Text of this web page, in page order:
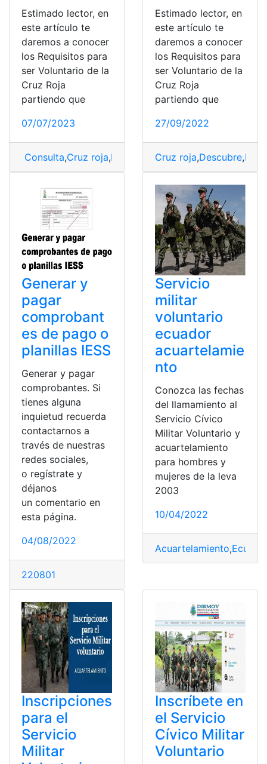
Estimado lector, en
este artículo te
daremos a conocer
los Requisitos para
ser Voluntario de la
Cruz Roja
partiendo que
07/07/2023
Consulta,Cruz roja,Requisitos,Voluntarios
Estimado lector, en
este artículo te
daremos a conocer
los Requisitos para
ser Voluntario de la
Cruz Roja
partiendo que
27/09/2022
Cruz roja,Descubre,
Generar y
pagar
comprobant
es de pago o
planillas IESS
Generar y pagar
comprobantes. Si
tienes alguna
inquietud recuerda
contactarnos a
través de nuestras
redes sociales,
o regístrate y
déjanos
un comentario en
esta página.
04/08/2022
220801
Servicio
militar
voluntario
ecuador
acuartelamie
nto
Conozca las fechas
del llamamiento al
Servicio Cívico
Militar Voluntario y
acuartelamiento
para hombres y
mujeres de la leva
2003
10/04/2022
Acuartelamiento,
Inscripciones
para el
Servicio
Militar
Inscríbete en
el Servicio
Cívico Militar
Voluntario